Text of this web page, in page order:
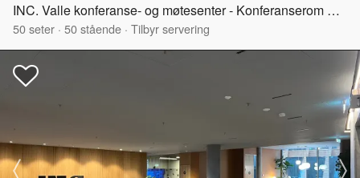
INC. Valle konferanse- og møtesenter - Konferanserom Kampen
50seter · 50stående · Tilbyr servering